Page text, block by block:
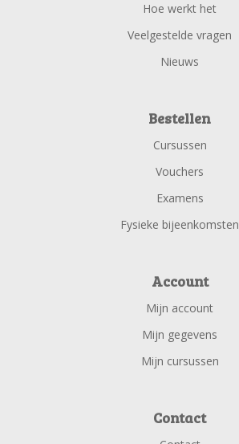
Hoe werkt het
Veelgestelde vragen
Nieuws
Bestellen
Cursussen
Vouchers
Examens
Fysieke bijeenkomsten
Account
Mijn account
Mijn gegevens
Mijn cursussen
Contact